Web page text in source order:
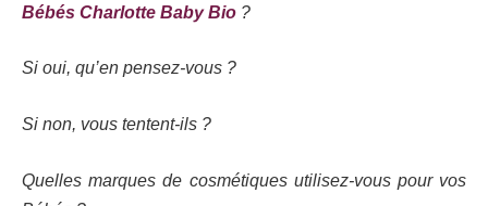
Bébés Charlotte Baby Bio ?
Si oui, qu’en pensez-vous ?
Si non, vous tentent-ils ?
Quelles marques de cosmétiques utilisez-vous pour vos